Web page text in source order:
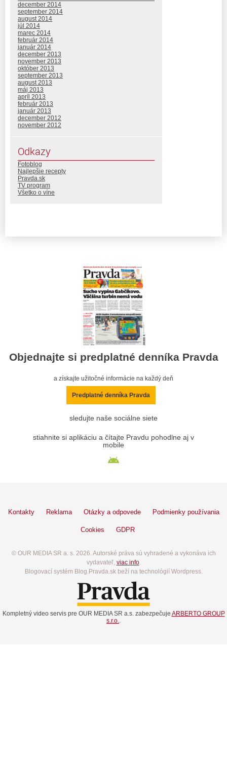
december 2014
september 2014
august 2014
júl 2014
marec 2014
február 2014
január 2014
december 2013
november 2013
október 2013
september 2013
august 2013
máj 2013
apríl 2013
február 2013
január 2013
december 2012
november 2012
Odkazy
Fotoblog
Najlepšie recepty
Pravda.sk
TV program
Všetko o víne
Objednajte si predplatné denníka Pravda
a získajte užitočné informácie na každý deň
Predplatné denníka Pravda
sledujte naše sociálne siete
stiahnite si aplikáciu a čítajte Pravdu pohodlne aj v
mobile
Kontakty Reklama Otázky a odpovede Podmienky používania
Cookies GDPR
© OUR MEDIA SR a. s. 2026. Autorské práva sú vyhradené a vykonáva ich
vydavateľ, viac info.
Blogovací systém Blog.Pravda.sk beží na technológií Wordpress.
Kompletný video servis pre OUR MEDIA SR a.s. zabezpečuje ARBERTO GROUP
s.r.o..